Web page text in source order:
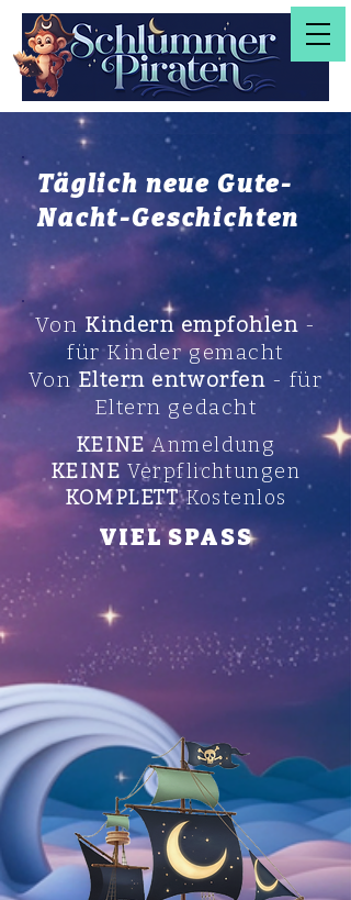
Täglich neue Gute-
Nacht-Geschichten
Von Kindern empfohlen -
für Kinder gemacht
VonEltern entworfen - für
Eltern gedacht
KEINE Anmeldung
KEINE Verpflichtungen
KOMPLETTKostenlos
VIEL SPASS